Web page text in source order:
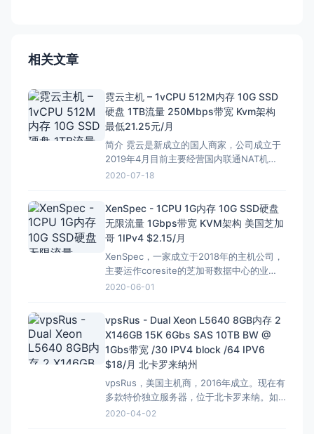
相关文章
霓云主机 – 1vCPU 512M内存 10G SSD
硬盘 1TB流量 250Mbps带宽 Kvm架构
最低21.25元/月
简介 霓云是新成立的国人商家，公司成立于
2019年4月目前主要经营国内联通NAT机
器，全KVM架构，目前已开通安徽宿州、河
商家默许支持中转，禁止回国。 支持支付宝
付款 3天退款保证 (10%手续费) 官网
2020-07-18
XenSpec - 1CPU 1G内存 10G SSD硬盘
无限流量 1Gbps带宽 KVM架构 美国芝加
哥 1IPv4 $2.15/月
XenSpec，一家成立于2018年的主机公司，
主要运作coresite的芝加哥数据中心的业
务。XenSpec有独立主机、虚拟主机和
方式支持PayPal,、比特币、信用卡、
Stripe，支付宝及微信
2020-06-01
vpsRus - Dual Xeon L5640 8GB内存 2
X146GB 15K 6Gbs SAS 10TB BW @
1Gbs带宽 /30 IPV4 block /64 IPV6
$18/月 北卡罗来纳州
vpsRus，美国主机商，2016年成立。现在有
多款特价独立服务器，位于北卡罗来纳。如
下： CPU： Xeon L5640 12/24 cores
2020-04-02